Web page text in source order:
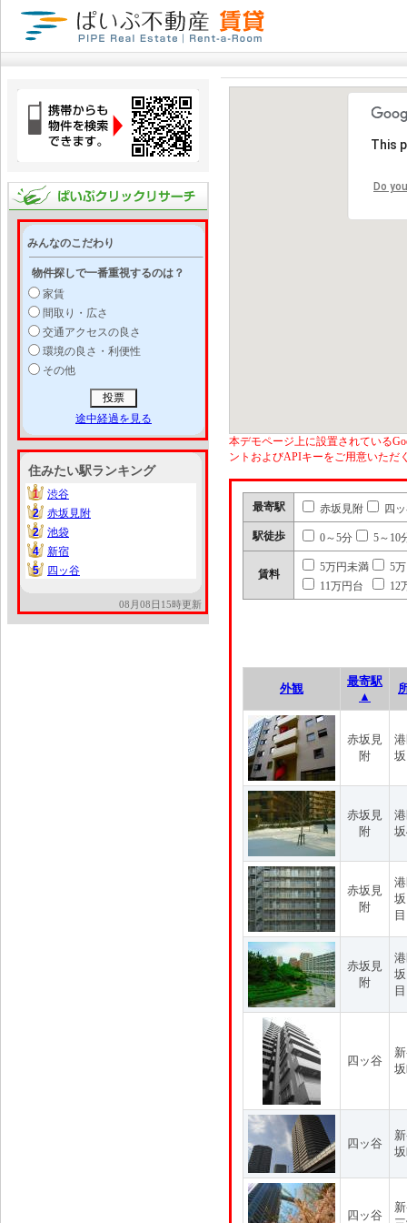
みんなのこだわり
物件探しで一番重視するのは？
家賃
間取り・広さ
交通アクセスの良さ
環境の良さ・利便性
その他
途中経過を見る
住みたい駅ランキング
1
1
渋谷
2
2
赤坂見附
2
2
池袋
4
4
新宿
5
5 四ッ谷
08月08日15時更新
This
Do
本デモページ上に設置されている
ントおよびAPIキーをご用意いただ
最寄駅 赤坂見附 四
駅徒歩 0～5分 5～10
賃料
5万円未満
5
11万円台
12
外観
最寄駅
▲
赤坂見
附
赤坂見
附
赤坂見
附
目
赤坂見
附
目
四ッ谷
四ッ谷
四ッ谷